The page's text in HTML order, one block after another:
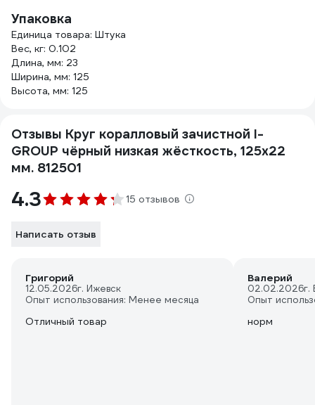
Упаковка
Единица товара: Штука
Вес, кг: 0.102
Длина, мм: 23
Ширина, мм: 125
Высота, мм: 125
Отзывы Круг коралловый зачистной I-
GROUP чёрный низкая жёсткость, 125х22
мм. 812501
4.3 15 отзывов
Написать отзыв
Григорий
12.05.2026г. Ижевск
Опыт использования: Менее месяца
Отличный товар
Валерий
02.02.2026г.
Опыт
норм